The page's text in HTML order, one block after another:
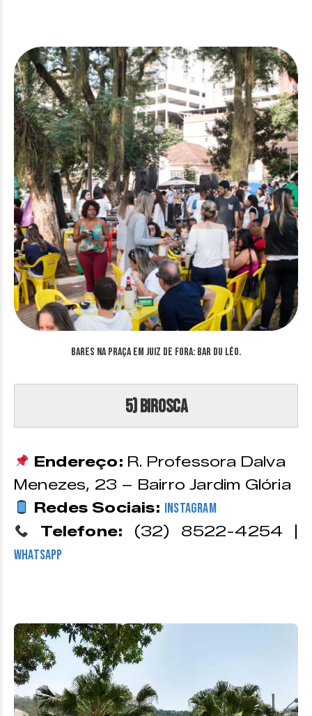
Bares na Praça em Juiz de Fora: Bar du Léo.
5) Birosca
Endereço: R. Professora Dalva
Menezes, 23 – Bairro Jardim Glória
Redes Sociais: Instagram
Telefone: (32) 8522-4254 |
WhatsApp